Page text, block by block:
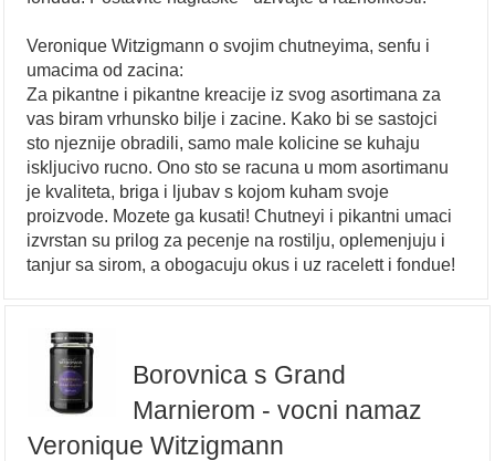
Veronique Witzigmann o svojim chutneyima, senfu i
umacima od zacina:
Za pikantne i pikantne kreacije iz svog asortimana za
vas biram vrhunsko bilje i zacine. Kako bi se sastojci
sto njeznije obradili, samo male kolicine se kuhaju
iskljucivo rucno. Ono sto se racuna u mom asortimanu
je kvaliteta, briga i ljubav s kojom kuham svoje
proizvode. Mozete ga kusati! Chutneyi i pikantni umaci
izvrstan su prilog za pecenje na rostilju, oplemenjuju i
tanjur sa sirom, a obogacuju okus i uz racelett i fondue!
Borovnica s Grand
Marnierom - vocni namaz
Veronique Witzigmann